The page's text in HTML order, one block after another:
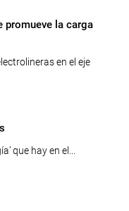
promueve la carga
en el eje
que hay en el...